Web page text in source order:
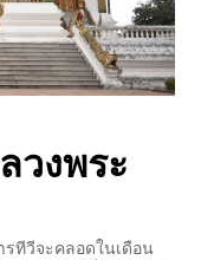
วงพระ
รทีวีจะคลอดในเดือน